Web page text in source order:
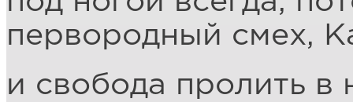
первородный смех,
и свобода пролить в